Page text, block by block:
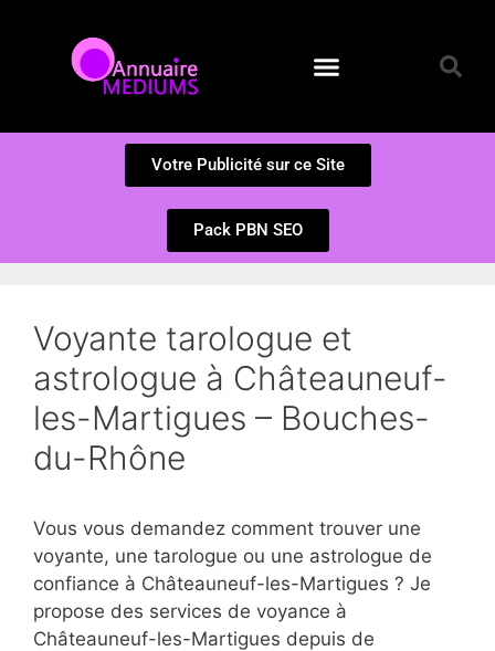
Votre Publicité sur ce Site
Pack PBN SEO
Voyante tarologue et
astrologue à Châteauneuf-
les-Martigues – Bouches-
du-Rhône
Vous vous demandez comment trouver une
voyante, une tarologue ou une astrologue de
confiance à Châteauneuf-les-Martigues ? Je
propose des services de voyance à
Châteauneuf-les-Martigues depuis de